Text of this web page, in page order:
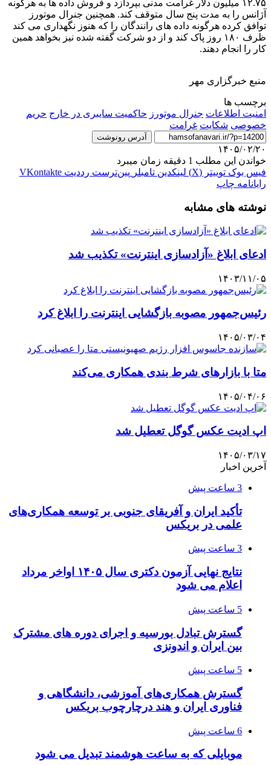
۱۲.۷۵ میلیون دلار غرامت مدنی بپردازد و فروش داده ها به هرگونه
آژانس را به مدت پنج سال متوقف کند. همچنین جنرال موتورز
توافق کرده هرگونه داده های رانندگان را که هنوز نگهداری می کند
ظرف ۱۸۰ روز پاک کند و از دو شرکت گفته شده نیز بخواهد همین
کار را انجام دهند.
منبع خبرگزاری مهر
برچسب ها
امنیت اطلاعات جنرال موتورز حاکمیت سایبری در خارج حریم
خصوصی شکایت غرامت
آدرس رونوشت
۱۴۰۵/۰۲/۲۰
خواندن این مطلب 1 دقیقه زمان میبرد
فیس بوک توییتر (X) لینکدین ‫تامبلر ‫پین‌ترست ‫رددیت ‫VKontakte
رایانامه چاپ
نوشته های مشابه
ادعای ابلاغ «آزادسازی اینترنت» تکذیب شد
۱۴۰۳/۱۱/۰۵
رئیس‌جمهور مصوبه بازگشایی اینترنت را ابلاغ کرد
۱۴۰۵/۰۳/۰۴
متا با بازارهای شرط بندی همکاری می‌کند
۱۴۰۵/۰۴/۰۶
اپ ادیت عکس گوگل تعطیل شد
۱۴۰۵/۰۳/۱۷
آخرین اخبار
3 ساعت پیش
تأکید ایران و آفریقای جنوبی بر توسعه همکاری‌های
علمی در بریکس
3 ساعت پیش
نتایج نهایی آزمون دکتری سال ۱۴۰۵ اواخر مرداد
اعلام می شود
5 ساعت پیش
گسترش تبادل بورسیه و اجرای دوره های مشترک
بین ایران و اندونزی
5 ساعت پیش
گسترش همکاری‌های آموزشی، دانشگاهی و
فناوری ایران و هند درچارچوب بریکس
6 ساعت پیش
موبایلی که به ساعت هوشمند تبدیل می شود